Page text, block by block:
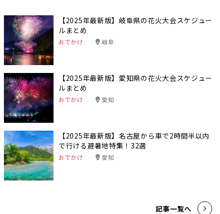
【2025年最新版】岐阜県の花火大会スケジュー
ルまとめ
おでかけ 岐阜
【2025年最新版】愛知県の花火大会スケジュー
ルまとめ
おでかけ 愛知
【2025年最新版】名古屋から車で2時間半以内
で行ける避暑地特集！32選
おでかけ 愛知
記事一覧へ